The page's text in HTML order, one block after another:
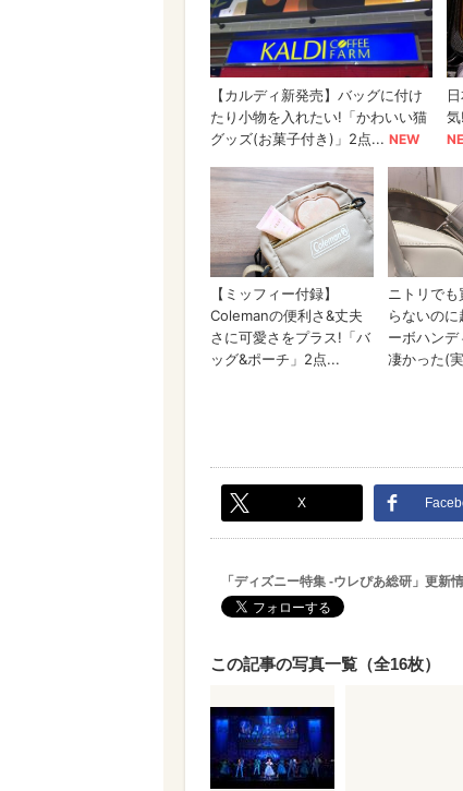
X
「ディズニー特集 -ウレぴあ総研」更新
この記事の写真一覧（全16枚）